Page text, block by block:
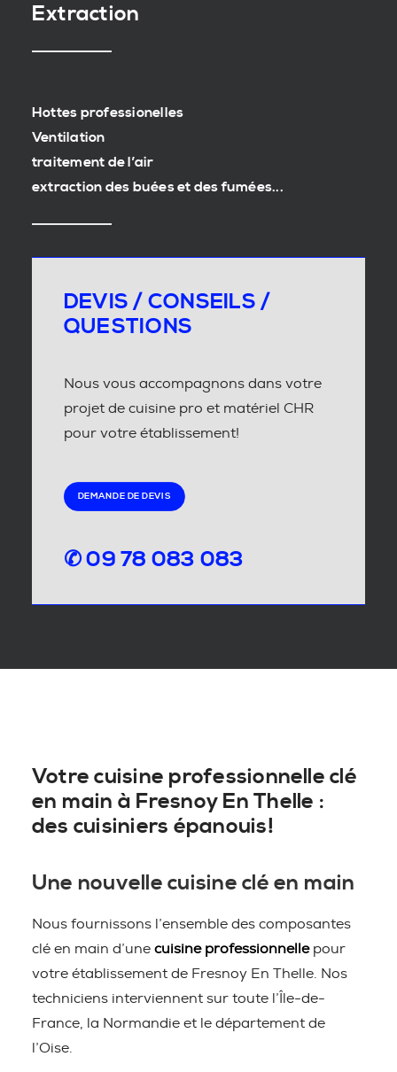
Extraction
Hottes professionelles
Ventilation
traitement de l’air
extraction des buées et des fumées...
DEVIS / CONSEILS /
QUESTIONS
Nous vous accompagnons dans votre
projet de cuisine pro et matériel CHR
pour votre établissement!
DEMANDE DE DEVIS
✆ 09 78 083 083
Votre cuisine professionnelle clé
en main à Fresnoy En Thelle :
des cuisiniers épanouis!
Une nouvelle cuisine clé en main
Nous fournissons l’ensemble des composantes
clé en main d’une cuisine professionnellepour
votre établissement de Fresnoy En Thelle. Nos
techniciens interviennent sur toute l’Île-de-
France, la Normandie et le département de
l’Oise.